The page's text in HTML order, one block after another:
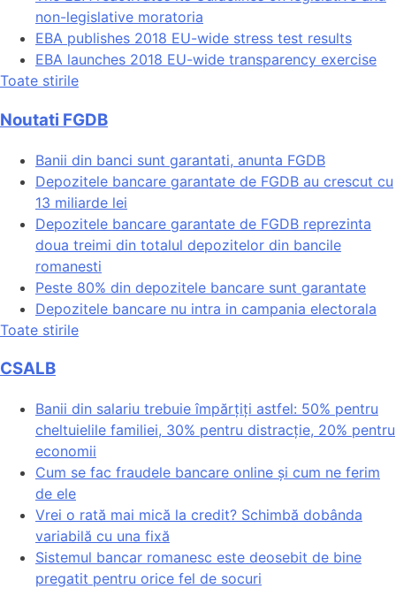
non-legislative moratoria
EBA publishes 2018 EU-wide stress test results
EBA launches 2018 EU-wide transparency exercise
Toate stirile
Noutati FGDB
Banii din banci sunt garantati, anunta FGDB
Depozitele bancare garantate de FGDB au crescut cu
13 miliarde lei
Depozitele bancare garantate de FGDB reprezinta
doua treimi din totalul depozitelor din bancile
romanesti
Peste 80% din depozitele bancare sunt garantate
Depozitele bancare nu intra in campania electorala
Toate stirile
CSALB
Banii din salariu trebuie împărțiți astfel: 50% pentru
cheltuielile familiei, 30% pentru distracție, 20% pentru
economii
Cum se fac fraudele bancare online și cum ne ferim
de ele
Vrei o rată mai mică la credit? Schimbă dobânda
variabilă cu una fixă
Sistemul bancar romanesc este deosebit de bine
pregatit pentru orice fel de socuri